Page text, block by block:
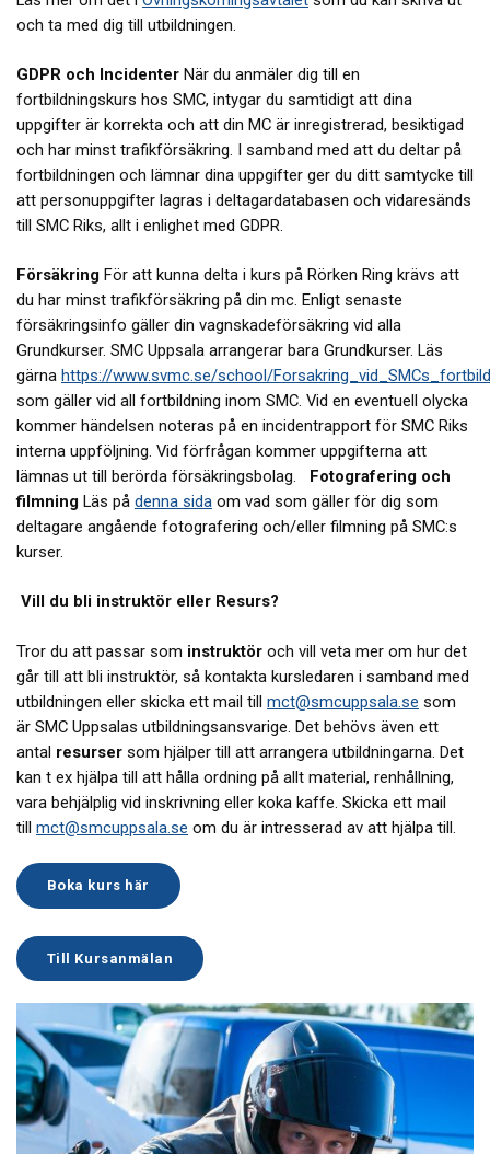
och ta med dig till utbildningen.
GDPR och Incidenter När du anmäler dig till en
fortbildningskurs hos SMC, intygar du samtidigt att dina
uppgifter är korrekta och att din MC är inregistrerad, besiktigad
och har minst trafikförsäkring. I samband med att du deltar på
fortbildningen och lämnar dina uppgifter ger du ditt samtycke till
att personuppgifter lagras i deltagardatabasen och vidaresänds
till SMC Riks, allt i enlighet med GDPR.
Försäkring För att kunna delta i kurs på Rörken Ring krävs att
du har minst trafikförsäkring på din mc. Enligt senaste
försäkringsinfo gäller din vagnskadeförsäkring vid alla
Grundkurser. SMC Uppsala arrangerar bara Grundkurser. Läs
gärna https://www.svmc.se/school/
som gäller vid all fortbildning inom SMC. Vid en eventuell olycka
kommer händelsen noteras på en incidentrapport för SMC Riks
interna uppföljning. Vid förfrågan kommer uppgifterna att
lämnas ut till berörda försäkringsbolag.
Fotografering och
filmning Läs på denna sida om vad som gäller för dig som
deltagare angående fotografering och/eller filmning på SMC:s
kurser.
Vill du bli instruktör eller Resurs?
Tror du att passar som instruktör och vill veta mer om hur det
går till att bli instruktör, så kontakta kursledaren i samband med
utbildningen eller skicka ett mail till mct@smcuppsala.se som
är SMC Uppsalas utbildningsansvarige. Det behövs även ett
antal resurser som hjälper till att arrangera utbildningarna. Det
kan t ex hjälpa till att hålla ordning på allt material, renhållning,
vara behjälplig vid inskrivning eller koka kaffe. Skicka ett mail
till mct@smcuppsala.se om du är intresserad av att hjälpa till.
Boka kurs här
Till Kursanmälan